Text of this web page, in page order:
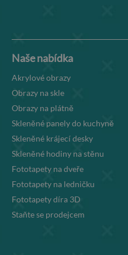
Naše nabídka
Akrylové obrazy
Obrazy na skle
Obrazy na plátně
Skleněné panely do kuchyně
Skleněné krájecí desky
Skleněné hodiny na stěnu
Fototapety na dveře
Fototapety na ledničku
Fototapety díra 3D
Staňte se prodejcem